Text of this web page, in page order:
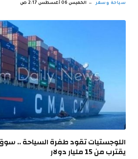
سياحة وسفر الخميس 06 أغسطس 2:17 ص
اللوجستيات تقود طفرة السياحة ..
يقترب من 15 مليار دولار